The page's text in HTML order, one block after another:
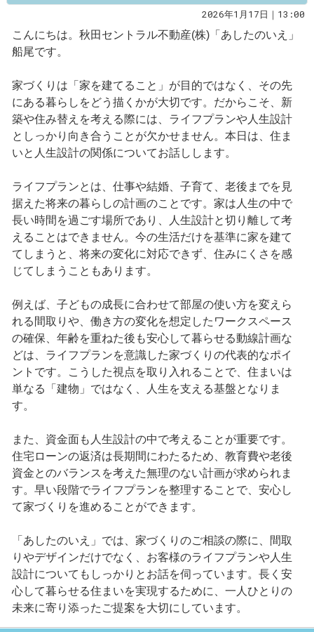
2026年1月17日｜13:00
こんにちは。秋田セントラル不動産(株)「あしたのいえ」
船尾です。
家づくりは「家を建てること」が目的ではなく、その先
にある暮らしをどう描くかが大切です。だからこそ、新
築や住み替えを考える際には、ライフプランや人生設計
としっかり向き合うことが欠かせません。本日は、住ま
いと人生設計の関係についてお話しします。
ライフプランとは、仕事や結婚、子育て、老後までを見
据えた将来の暮らしの計画のことです。家は人生の中で
長い時間を過ごす場所であり、人生設計と切り離して考
えることはできません。今の生活だけを基準に家を建て
てしまうと、将来の変化に対応できず、住みにくさを感
じてしまうこともあります。
例えば、子どもの成長に合わせて部屋の使い方を変えら
れる間取りや、働き方の変化を想定したワークスペース
の確保、年齢を重ねた後も安心して暮らせる動線計画な
どは、ライフプランを意識した家づくりの代表的なポイ
ントです。こうした視点を取り入れることで、住まいは
単なる「建物」ではなく、人生を支える基盤となりま
す。
また、資金面も人生設計の中で考えることが重要です。
住宅ローンの返済は長期間にわたるため、教育費や老後
資金とのバランスを考えた無理のない計画が求められま
す。早い段階でライフプランを整理することで、安心し
て家づくりを進めることができます。
「あしたのいえ」では、家づくりのご相談の際に、間取
りやデザインだけでなく、お客様のライフプランや人生
設計についてもしっかりとお話を伺っています。長く安
心して暮らせる住まいを実現するために、一人ひとりの
未来に寄り添ったご提案を大切にしています。